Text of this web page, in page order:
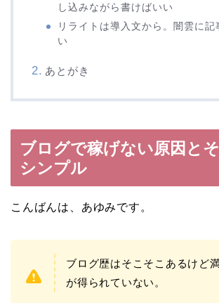
し込みながら書けばいい
リライトは導入文から。闇雲に記
い
あとがき
ブログで稼げない原因と
シンプル
こんばんは、あゆみです。
ブログ歴はそこそこあるけど
が得られていない。